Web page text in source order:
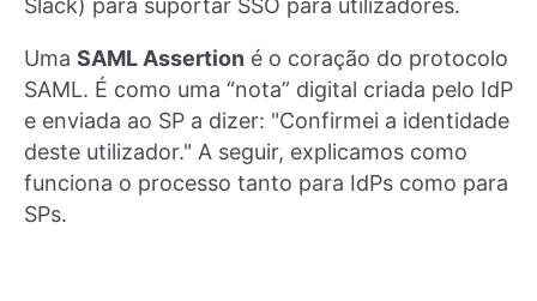
Slack) para suportar SSO para utilizadores.
Uma SAML Assertion é o coração do protocolo
SAML. É como uma “nota” digital criada pelo IdP
e enviada ao SP a dizer: "Confirmei a identidade
deste utilizador." A seguir, explicamos como
funciona o processo tanto para IdPs como para
SPs.